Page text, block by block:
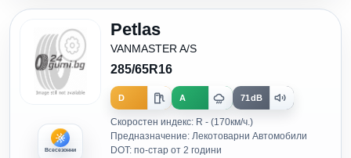
Всесезонни
Petlas
VANMASTER A/S
285/65R16
D A 71dB
Скоростен индекс: R - (170км/ч.)
Предназначение: Лекотоварни Автомобили
DOT: по-стар от 2 години